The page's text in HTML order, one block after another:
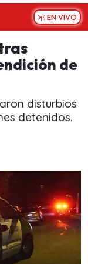
EN VIVO
de
disturbios
detenidos.